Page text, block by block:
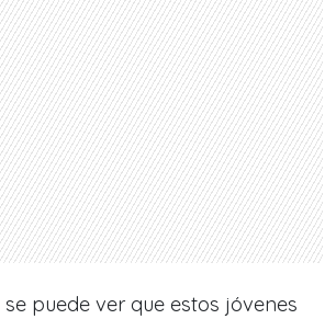
puede ver que estos jóvenes